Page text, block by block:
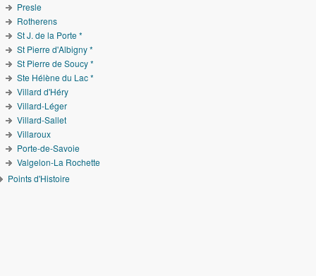
Presle
Rotherens
St J. de la Porte *
St Pierre d'Albigny *
St Pierre de Soucy *
Ste Hélène du Lac *
Villard d'Héry
Villard-Léger
Villard-Sallet
Villaroux
Porte-de-Savoie
Valgelon-La Rochette
Points d'Histoire